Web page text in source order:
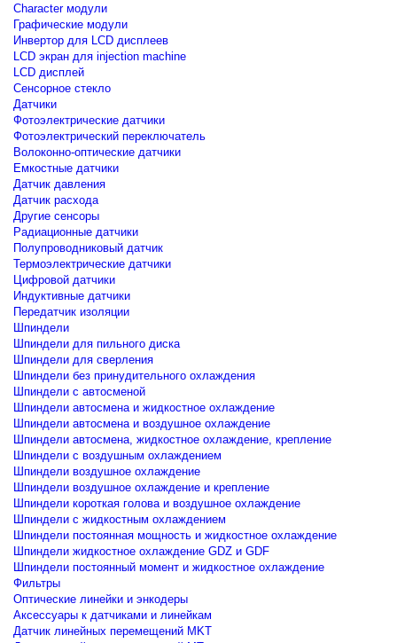
Сharacter модули
Графические модули
Инвертор для LCD дисплеев
LCD экран для injection machine
LCD дисплей
Сенсорное стекло
Датчики
Фотоэлектрические датчики
Фотоэлектрический переключатель
Волоконно-оптические датчики
Емкостные датчики
Датчик давления
Датчик расхода
Другие сенсоры
Радиационные датчики
Полупроводниковый датчик
Термоэлектрические датчики
Цифровой датчики
Индуктивные датчики
Передатчик изоляции
Шпиндели
Шпиндели для пильного диска
Шпиндели для сверления
Шпиндели без принудительного охлаждения
Шпиндели с автосменой
Шпиндели автосмена и жидкостное охлаждение
Шпиндели автосмена и воздушное охлаждение
Шпиндели автосмена, жидкостное охлаждение, крепление
Шпиндели с воздушным охлаждением
Шпиндели воздушное охлаждение
Шпиндели воздушное охлаждение и крепление
Шпиндели короткая голова и воздушное охлаждение
Шпиндели с жидкостным охлаждением
Шпиндели постоянная мощность и жидкостное охлаждение
Шпиндели жидкостное охлаждение GDZ и GDF
Шпиндели постоянный момент и жидкостное охлаждение
Фильтры
Оптические линейки и энкодеры
Аксессуары к датчиками и линейкам
Датчик линейных перемещений MKT